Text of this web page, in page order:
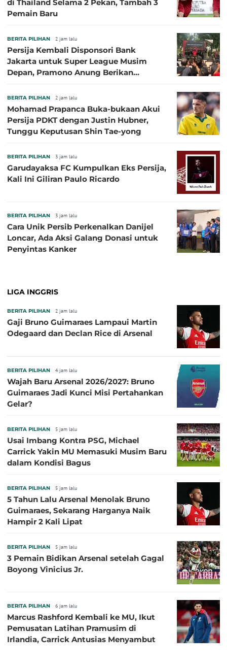
di Thailand Selama 2 Pekan, Tambah 3
Pemain Baru
BERITA PILIHAN 2 jam lalu
Persija Kembali Disponsori Bank
Jakarta untuk Super League Musim
Depan, Pramono Anung Berikan
BERITA PILIHAN 2 jam lalu
Mohamad Prapanca Buka-bukaan Akui
Persija PDKT dengan Justin Hubner,
Tunggu Keputusan Shin Tae-yong
BERITA PILIHAN 3 jam lalu
Garudayaksa FC Kumpulkan Eks Persija,
Kali Ini Giliran Paulo Ricardo
BERITA PILIHAN 3 jam lalu
Cara Unik Persib Perkenalkan Danijel
Loncar, Ada Aksi Galang Donasi untuk
Penyintas Kanker
LIGA INGGRIS
BERITA PILIHAN 2 jam lalu
Gaji Bruno Guimaraes Lampaui Martin
Odegaard dan Declan Rice di Arsenal
BERITA PILIHAN 4 jam lalu
Wajah Baru Arsenal 2026/2027: Bruno
Guimaraes Jadi Kunci Misi Pertahankan
Gelar?
BERITA PILIHAN 5 jam lalu
Usai Imbang Kontra PSG, Michael
Carrick Yakin MU Memasuki Musim Baru
dalam Kondisi Bagus
BERITA PILIHAN 5 jam lalu
5 Tahun Lalu Arsenal Menolak Bruno
Guimaraes, Sekarang Harganya Naik
Hampir 2 Kali Lipat
BERITA PILIHAN 5 jam lalu
3 Pemain Bidikan Arsenal setelah Gagal
Boyong Vinicius Jr.
BERITA PILIHAN 6 jam lalu
Marcus Rashford Kembali ke MU, Ikut
Pemusatan Latihan Pramusim di
Irlandia, Carrick Antusias Menyambut